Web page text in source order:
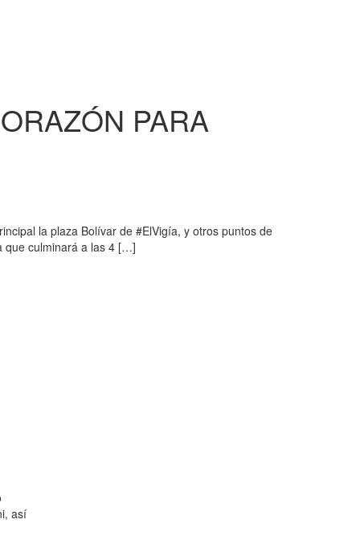
PARA
la plaza Bolívar de #ElVigía, y otros puntos de
que culminará a las 4 […]
así